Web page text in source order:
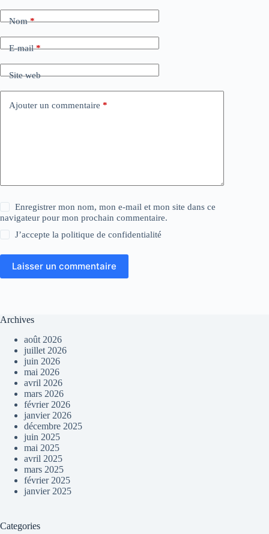
Nom*
E-mail*
Site web
Ajouter un commentaire *
Enregistrer mon nom, mon e-mail et mon site dans ce
navigateur pour mon prochain commentaire.
J’accepte lapolitique de confidentialité
Laisser un commentaire
Archives
août 2026
juillet 2026
juin 2026
mai 2026
avril 2026
mars 2026
février 2026
janvier 2026
décembre 2025
juin 2025
mai 2025
avril 2025
mars 2025
février 2025
janvier 2025
Categories